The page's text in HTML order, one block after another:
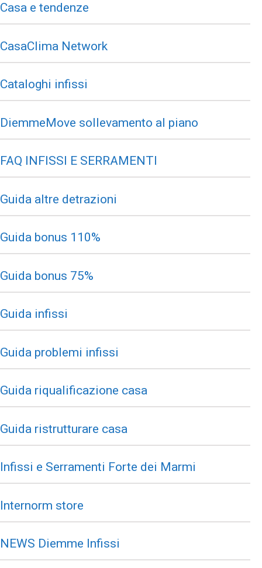
Casa e tendenze
CasaClima Network
Cataloghi infissi
DiemmeMove sollevamento al piano
FAQ INFISSI E SERRAMENTI
Guida altre detrazioni
Guida bonus 110%
Guida bonus 75%
Guida infissi
Guida problemi infissi
Guida riqualificazione casa
Guida ristrutturare casa
Infissi e Serramenti Forte dei Marmi
Internorm store
NEWS Diemme Infissi